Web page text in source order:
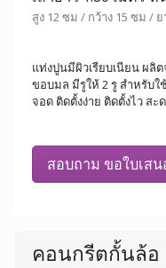
สูง 12 ซม / กว้าง 15 ซม /
แท่งปูนมีผิวเรียบเนียน ผ
ขอบมล มีรูให้ 2 รู สำหรับ
จอด ติดตั้งง่าย ติดตั้งไว สะ
สอบถาม ขอใบเส
คอนกรีตกั้นล้อ